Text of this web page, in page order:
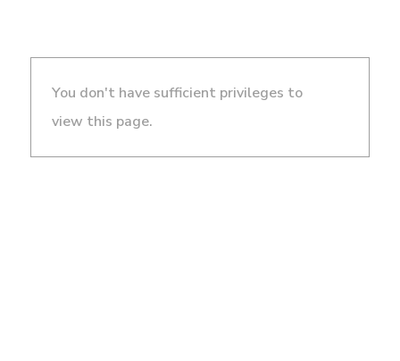
You don't have sufficient privileges to
view this page.